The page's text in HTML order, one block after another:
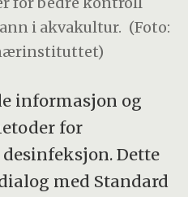
i akvakultur. (Foto:
informasjon og
for
Dette
med Standard